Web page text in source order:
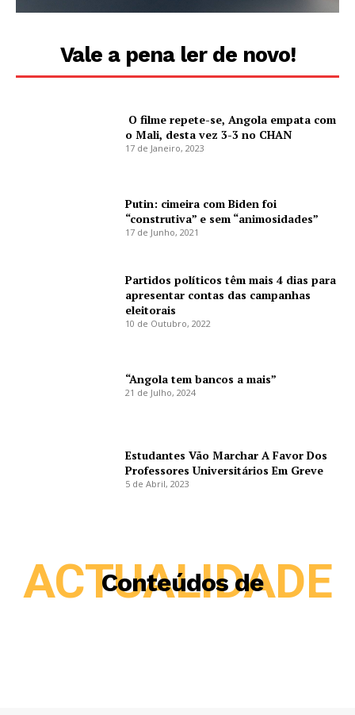
Vale a pena ler de novo!
O filme repete-se, Angola empata com
o Mali, desta vez 3-3 no CHAN
17 de Janeiro, 2023
Putin: cimeira com Biden foi
“construtiva” e sem “animosidades”
17 de Junho, 2021
Partidos políticos têm mais 4 dias para
apresentar contas das campanhas
eleitorais
10 de Outubro, 2022
“Angola tem bancos a mais”
21 de Julho, 2024
Estudantes Vão Marchar A Favor Dos
Professores Universitários Em Greve
5 de Abril, 2023
Conteúdos de
ACTUALIDADE